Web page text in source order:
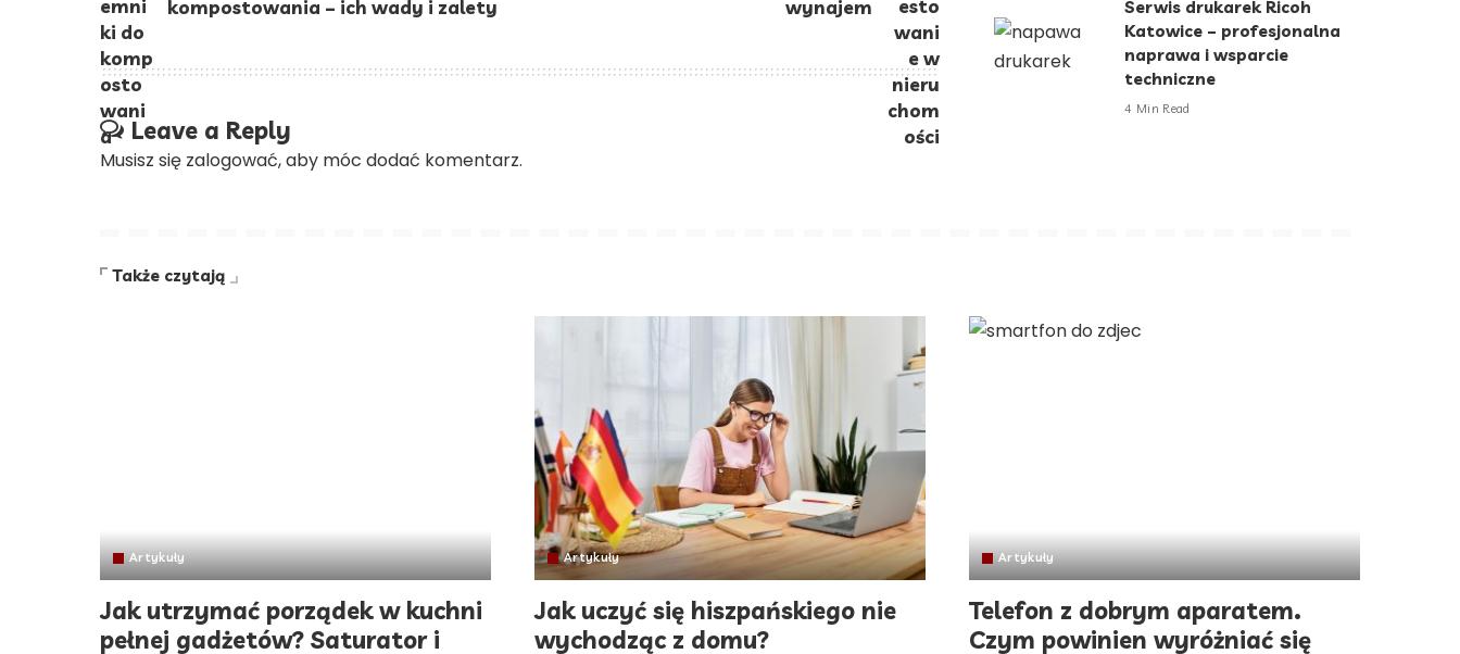
kompostowania – ich wady i zalety
wynajem
Leave a Reply
Musisz się zalogować, aby móc dodać komentarz.
Serwis drukarek Ricoh
Katowice – profesjonalna
naprawa i wsparcie
techniczne
4 Min Read
Także czytają
Artykuły
Jak utrzymać porządek w kuchni
pełnej gadżetów? Saturator i
Artykuły
Jak uczyć się hiszpańskiego nie
wychodząc z domu?
Artykuły
Telefon z dobrym aparatem.
Czym powinien wyróżniać się